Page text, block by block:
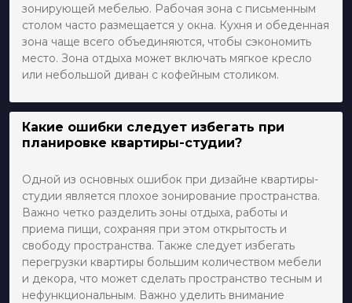
зонирующей мебелью. Рабочая зона с письменным
столом часто размещается у окна. Кухня и обеденная
зона чаще всего объединяются, чтобы сэкономить
место. Зона отдыха может включать мягкое кресло
или небольшой диван с кофейным столиком.
Какие ошибки следует избегать при
планировке квартиры-студии?
Одной из основных ошибок при дизайне квартиры-
студии является плохое зонирование пространства.
Важно четко разделить зоны отдыха, работы и
приема пищи, сохраняя при этом открытость и
свободу пространства. Также следует избегать
перегрузки квартиры большим количеством мебели
и декора, что может сделать пространство тесным и
нефункциональным. Важно уделить внимание